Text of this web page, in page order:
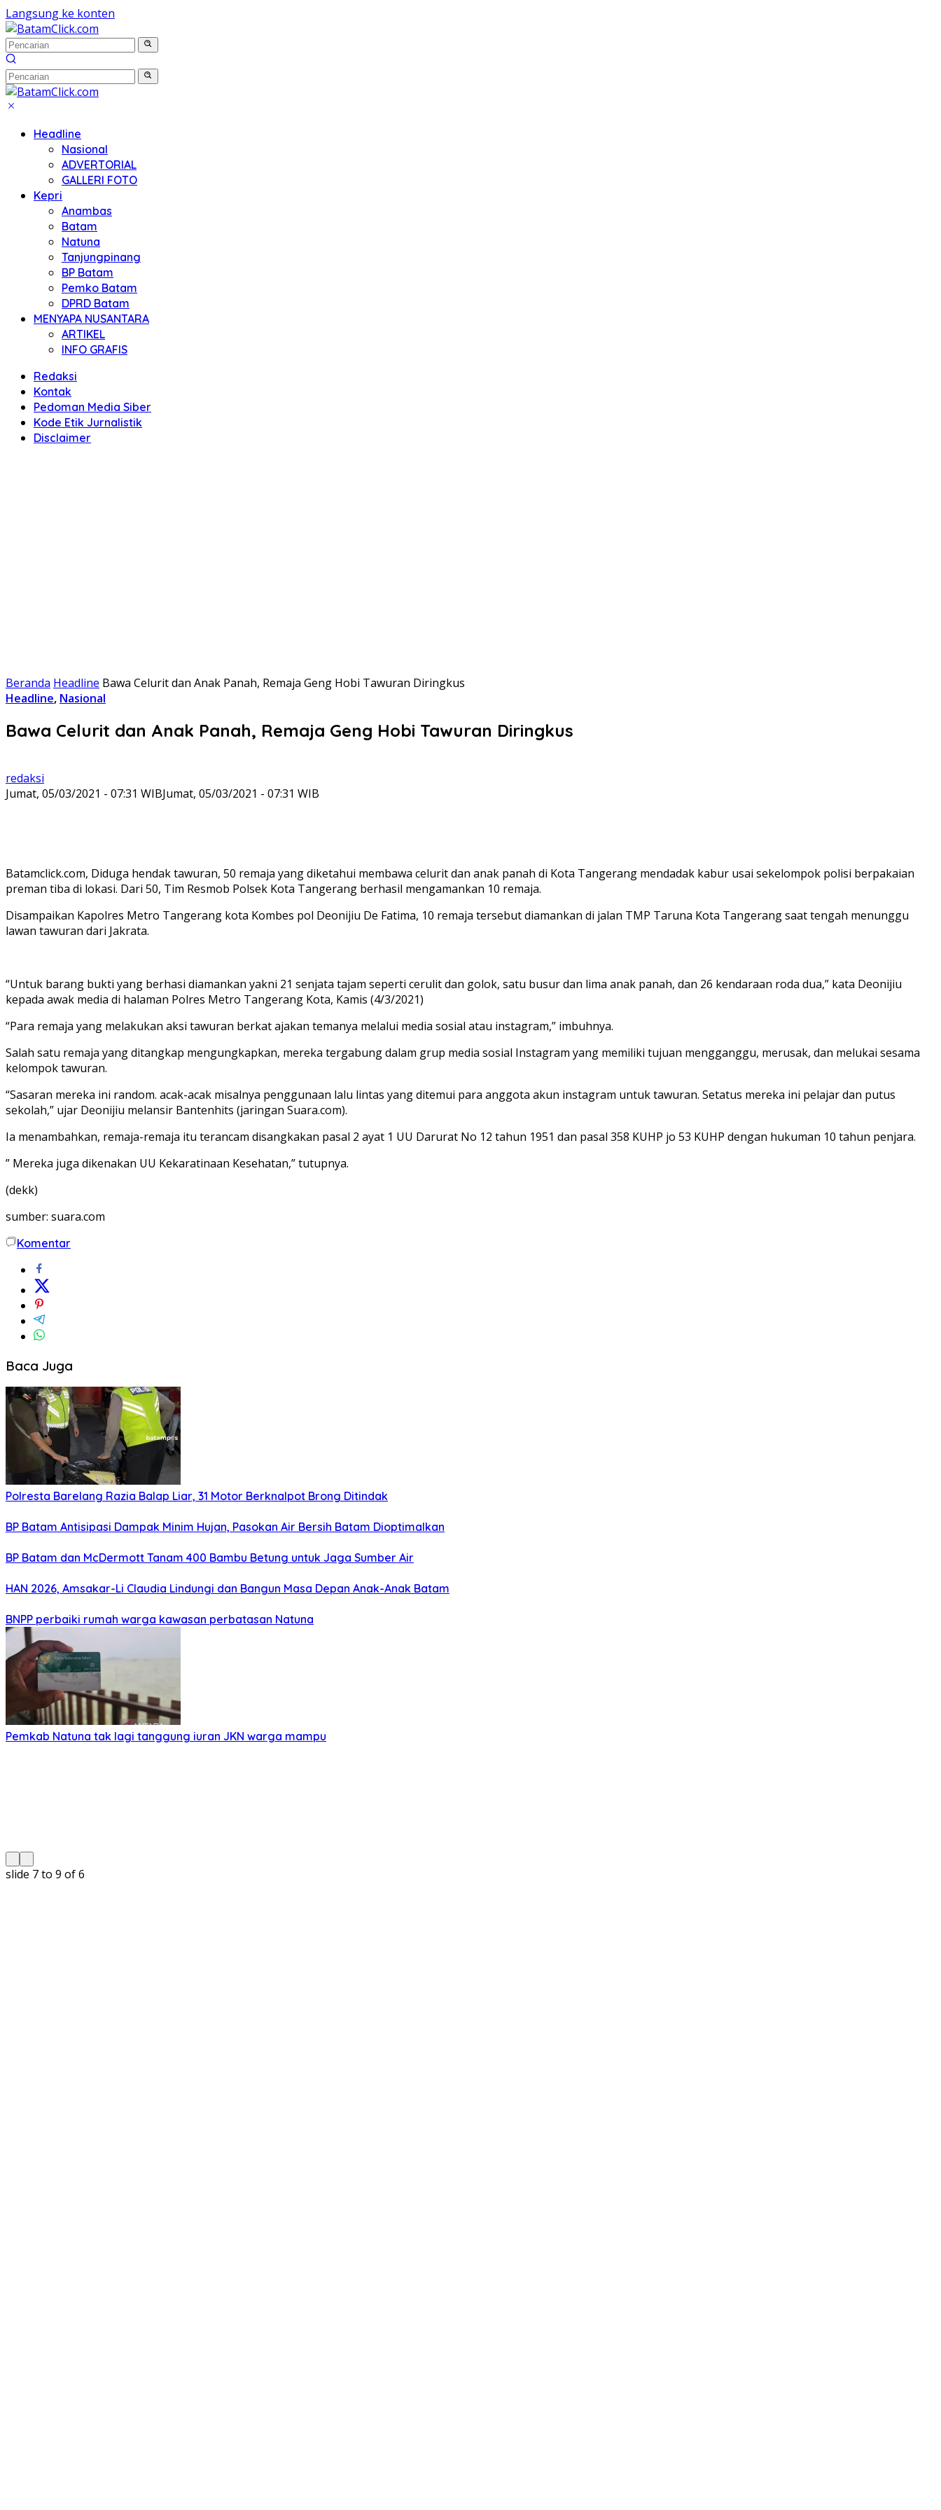
Langsung ke konten
Headline
Nasional
ADVERTORIAL
GALLERI FOTO
Kepri
Anambas
Batam
Natuna
Tanjungpinang
BP Batam
Pemko Batam
DPRD Batam
MENYAPA NUSANTARA
ARTIKEL
INFO GRAFIS
Redaksi
Kontak
Pedoman Media Siber
Kode Etik Jurnalistik
Disclaimer
Beranda Headline Bawa Celurit dan Anak Panah, Remaja Geng Hobi Tawuran Diringkus
Headline, Nasional
Bawa Celurit dan Anak Panah, Remaja Geng Hobi Tawuran Diringkus
redaksi
Jumat, 05/03/2021 - 07:31 WIBJumat, 05/03/2021 - 07:31 WIB
Batamclick.com, Diduga hendak tawuran, 50 remaja yang diketahui membawa celurit dan anak panah di Kota Tangerang mendadak kabur usai sekelompok polisi berpakaian
preman tiba di lokasi. Dari 50, Tim Resmob Polsek Kota Tangerang berhasil mengamankan 10 remaja.
Disampaikan Kapolres Metro Tangerang kota Kombes pol Deonijiu De Fatima, 10 remaja tersebut diamankan di jalan TMP Taruna Kota Tangerang saat tengah menunggu
lawan tawuran dari Jakrata.
“Untuk barang bukti yang berhasi diamankan yakni 21 senjata tajam seperti cerulit dan golok, satu busur dan lima anak panah, dan 26 kendaraan roda dua,” kata Deonijiu
kepada awak media di halaman Polres Metro Tangerang Kota, Kamis (4/3/2021)
“Para remaja yang melakukan aksi tawuran berkat ajakan temanya melalui media sosial atau instagram,” imbuhnya.
Salah satu remaja yang ditangkap mengungkapkan, mereka tergabung dalam grup media sosial Instagram yang memiliki tujuan mengganggu, merusak, dan melukai sesama
kelompok tawuran.
“Sasaran mereka ini random. acak-acak misalnya penggunaan lalu lintas yang ditemui para anggota akun instagram untuk tawuran. Setatus mereka ini pelajar dan putus
sekolah,” ujar Deonijiu melansir Bantenhits (jaringan Suara.com).
Ia menambahkan, remaja-remaja itu terancam disangkakan pasal 2 ayat 1 UU Darurat No 12 tahun 1951 dan pasal 358 KUHP jo 53 KUHP dengan hukuman 10 tahun penjara.
” Mereka juga dikenakan UU Kekaratinaan Kesehatan,” tutupnya.
(dekk)
sumber: suara.com
Komentar
Baca Juga
Polresta Barelang Razia Balap Liar, 31 Motor Berknalpot Brong Ditindak
BP Batam Antisipasi Dampak Minim Hujan, Pasokan Air Bersih Batam Dioptimalkan
BP Batam dan McDermott Tanam 400 Bambu Betung untuk Jaga Sumber Air
HAN 2026, Amsakar-Li Claudia Lindungi dan Bangun Masa Depan Anak-Anak Batam
BNPP perbaiki rumah warga kawasan perbatasan Natuna
Pemkab Natuna tak lagi tanggung iuran JKN warga mampu
slide 7 to 9 of 6